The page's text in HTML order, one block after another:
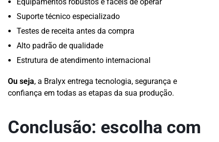
Suporte técnico especializado
Testes de receita antes da compra
Alto padrão de qualidade
Estrutura de atendimento internacional
Ou seja, a Bralyx entrega tecnologia, segurança e
confiança em todas as etapas da sua produção.
Conclusão: escolha com